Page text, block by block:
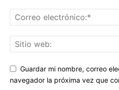
Guardar mi nombre, correo
navegador la próxima vez que